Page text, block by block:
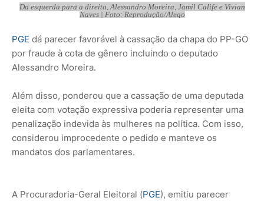
Da esquerda para a direita, Alessandro Moreira, Jamil Calife e Vivian
Naves | Foto: Reprodução/Alego
PGE dá parecer favorável à cassação da chapa do PP-GO
por fraude à cota de gênero incluindo o deputado
Alessandro Moreira.
Além disso, ponderou que a cassação de uma deputada
eleita com votação expressiva poderia representar uma
penalização indevida às mulheres na política. Com isso,
considerou improcedente o pedido e manteve os
mandatos dos parlamentares.
A Procuradoria-Geral Eleitoral (PGE), emitiu parecer